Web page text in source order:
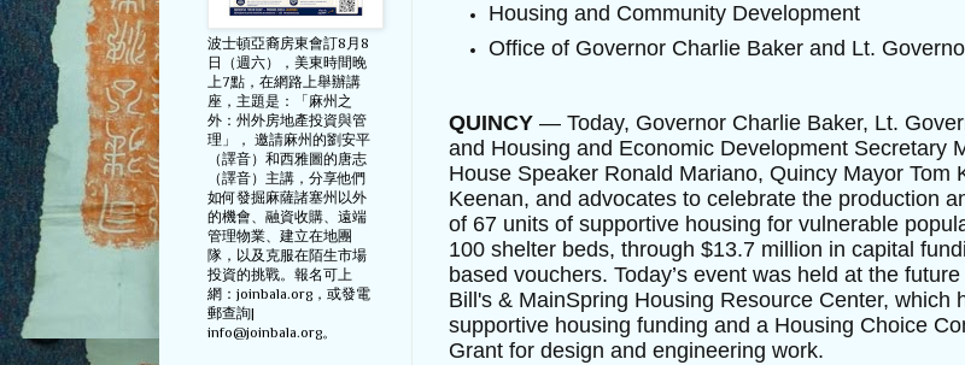
Housing and Community Development
Office of Governor Charlie Baker and Lt.
QUINCY — Today, Governor Charlie Baker, Lt.
and Housing and Economic Development Secretary
House Speaker Ronald Mariano, Quincy Mayor Tom
Keenan, and advocates to celebrate the production
of 67 units of supportive housing for vulnerable
100 shelter beds, through $13.7 million in capital
based vouchers. Today’s event was held at the
Bill's & MainSpring Housing Resource Center, which
supportive housing funding and a Housing Choice
Grant for design and engineering work.
波士頓亞裔房東會訂8月8
日（週六），美東時間晚
上7點，在網路上舉辦講
座，主題是：「麻州之
外：州外房地產投資與管
理」， 邀請麻州的劉安平
（譯音）和西雅圖的唐志
（譯音）主講，分享他們
如何發掘麻薩諸塞州以外
的機會、融資收購、遠端
管理物業、建立在地團
隊，以及克服在陌生市場
投資的挑戰。報名可上
網：joinbala.org，或發電
郵查詢|
info@joinbala.org。